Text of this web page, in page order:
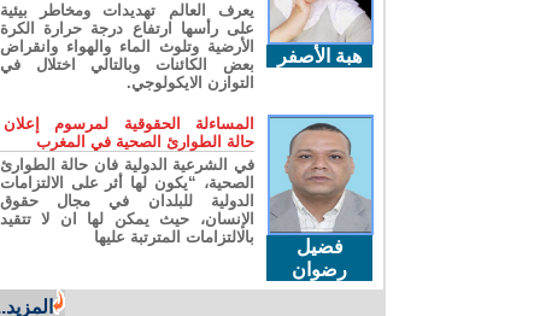
هبة الأصفر
يعرف العالم تهديدات ومخاطر بيئية
على رأسها ارتفاع درجة حرارة الكرة
الأرضية وتلوث الماء والهواء وانقراض
بعض الكائنات وبالتالي اختلال في
التوازن الايكولوجي.
فضيل
رضوان
المساءلة الحقوقية لمرسوم إعلان
حالة الطوارئ الصحية في المغرب
في الشرعية الدولية فان حالة الطوارئ
الصحية، “يكون لها أثر على الالتزامات
الدولية للبلدان في مجال حقوق
الإنسان، حيث يمكن لها ان لا تتقيد
بالالتزامات المترتبة عليها
المزيد...